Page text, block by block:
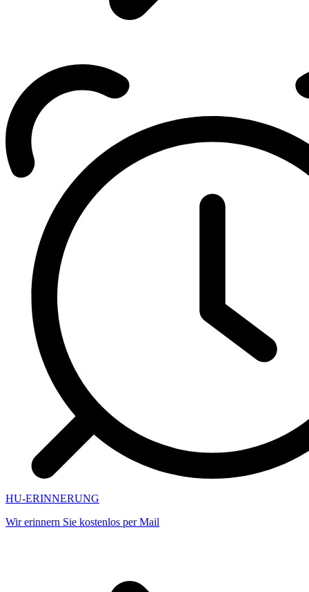
HU-ERINNERUNG
Wir erinnern Sie kostenlos per Mail